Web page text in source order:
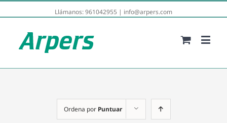
Llámanos:961042955 | info@arpers.com
Ordena por Puntuar